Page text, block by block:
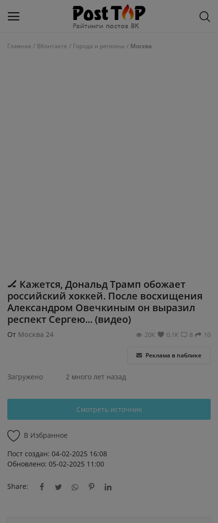
Главная ВКонтакте Города и регионы Москва
🏒 Кажется, Дональд Трамп обожает
российский хоккей. После восхищения
Александром Овечкиным он выразил
респект Сергею... (видео)
От Москва 24 10
8
0.1К
20К
Реклама в паблике
Загружено 2 много лет назад
Смотреть источник
В Избранное
Пост создан: 04-02-2025 16:08
Обновлено: 05-02-2025 11:00
Share: